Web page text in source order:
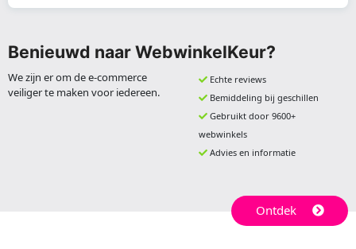
Benieuwd naar WebwinkelKeur?
We zijn er om de e-commerce
veiliger te maken voor iedereen.
Echte reviews
Bemiddeling bij geschillen
Gebruikt door 9600+
webwinkels
Advies en informatie
Ontdek